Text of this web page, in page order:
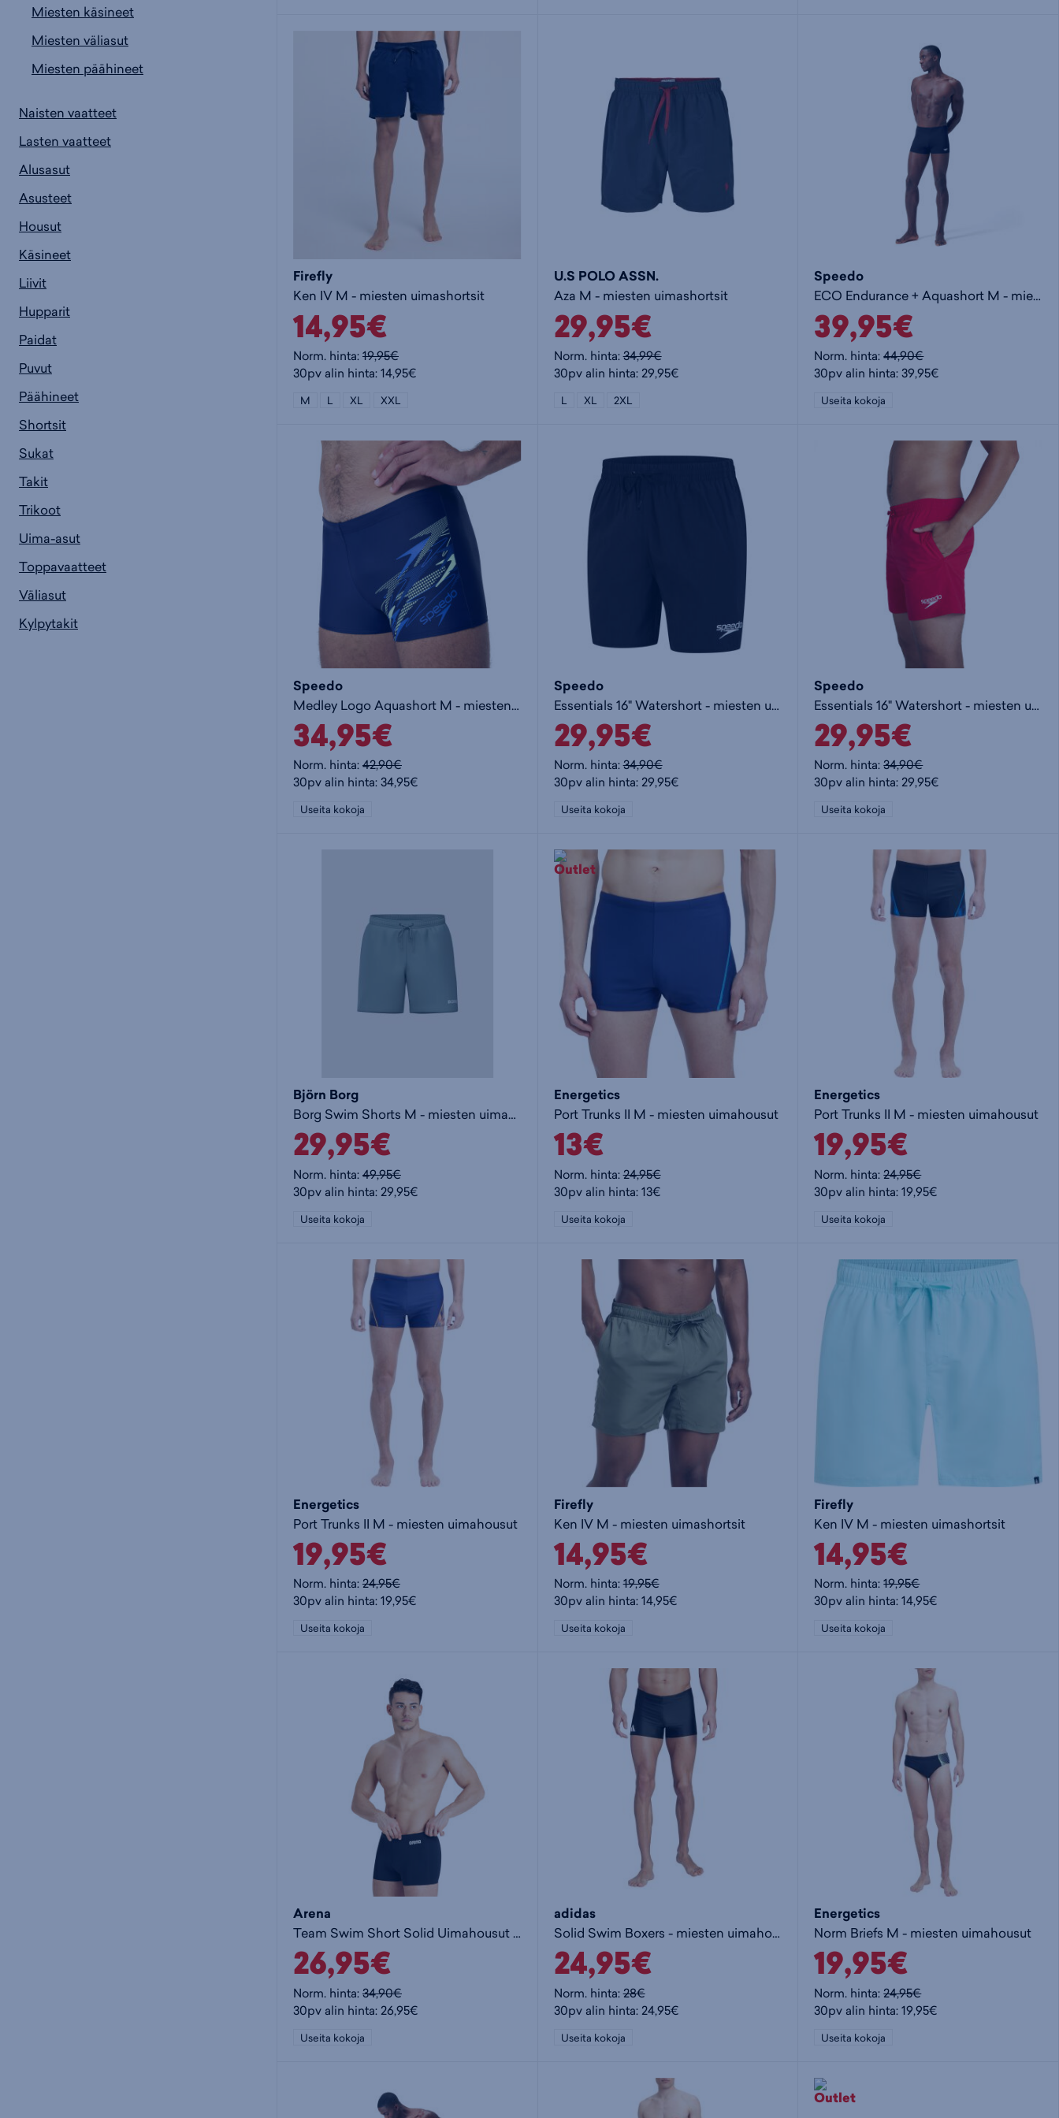
n
a
:
ä
Miesten käsineet
Miesten väliasut
Miesten päähineet
Naisten vaatteet
Lasten vaatteet
Alusasut
Asusteet
Housut
Käsineet
Liivit
Hupparit
Paidat
Puvut
Päähineet
Shortsit
Sukat
Takit
Trikoot
Uima-asut
Toppavaatteet
Väliasut
Kylpytakit
Firefly
Ken IV M - miesten uimashortsit
14,95€
Norm. hinta:19,95€
30pv alin hinta: 14,95€
M L XL XXL
U.S POLO ASSN.
Aza M - miesten uimashortsit
29,95€
Norm. hinta:34,99€
30pv alin hinta: 29,95€
L XL 2XL
Speedo
ECO Endurance + Aquashort M - miesten uimahousut
39,95€
Norm. hinta:44,90€
30pv alin hinta: 39,95€
Useita kokoja
Speedo
Medley Logo Aquashort M - miesten uimahousut
34,95€
Norm. hinta:42,90€
30pv alin hinta: 34,95€
Useita kokoja
Speedo
Essentials 16" Watershort - miesten uimashortsit
29,95€
Norm. hinta:34,90€
30pv alin hinta: 29,95€
Useita kokoja
Speedo
Essentials 16" Watershort - miesten uimashortsit
29,95€
Norm. hinta:34,90€
30pv alin hinta: 29,95€
Useita kokoja
Björn Borg
Borg Swim Shorts M - miesten uimashortsit
29,95€
Norm. hinta:49,95€
30pv alin hinta: 29,95€
Useita kokoja
Energetics
Port Trunks II M - miesten uimahousut
13€
Norm. hinta:24,95€
30pv alin hinta: 13€
Useita kokoja
Energetics
Port Trunks II M - miesten uimahousut
19,95€
Norm. hinta:24,95€
30pv alin hinta: 19,95€
Useita kokoja
Energetics
Port Trunks II M - miesten uimahousut
19,95€
Norm. hinta:24,95€
30pv alin hinta: 19,95€
Useita kokoja
Firefly
Ken IV M - miesten uimashortsit
14,95€
Norm. hinta:19,95€
30pv alin hinta: 14,95€
Useita kokoja
Firefly
Ken IV M - miesten uimashortsit
14,95€
Norm. hinta:19,95€
30pv alin hinta: 14,95€
Useita kokoja
Arena
Team Swim Short Solid Uimahousut M
26,95€
Norm. hinta:34,90€
30pv alin hinta: 26,95€
Useita kokoja
adidas
Solid Swim Boxers - miesten uimahousut
24,95€
Norm. hinta:28€
30pv alin hinta: 24,95€
Useita kokoja
Energetics
Norm Briefs M - miesten uimahousut
19,95€
Norm. hinta:24,95€
30pv alin hinta: 19,95€
Useita kokoja